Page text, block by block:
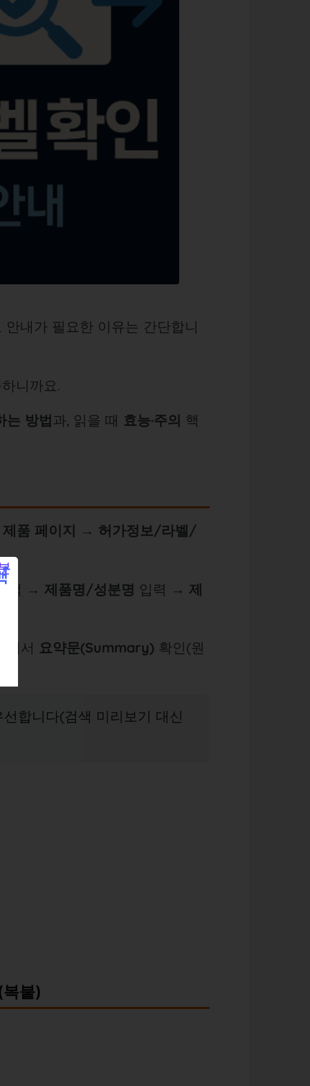
내가 필요한 이유는 간단합니
니까요.
는 방법과, 읽을 때 효능·주의 핵
제품 페이지 → 허가정보/라벨/
색 → 제품명/성분명 입력 → 제
에서 요약문(Summary) 확인(원
선합니다(검색 미리보기 대신
붙)